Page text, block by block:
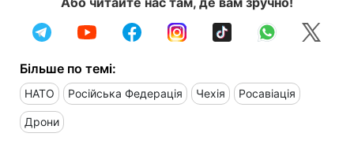
Більше по темі:
НАТО Російська Федерація Чехія Росавіація
Дрони